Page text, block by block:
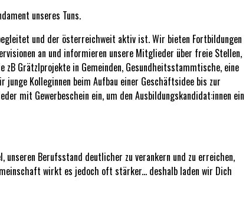
unseres Tuns.
und der österreichweit aktiv ist. Wir bieten Fortbildungen
an und informieren unsere Mitglieder über freie Stellen,
Grätzlprojekte in Gemeinden, Gesundheitsstammtische, eine
Kolleginnen beim Aufbau einer Geschäftsidee bis zur
mit Gewerbeschein ein, um den Ausbildungskandidat:innen ein
Berufsstand deutlicher zu verankern und zu erreichen,
wirkt es jedoch oft stärker... deshalb laden wir Dich